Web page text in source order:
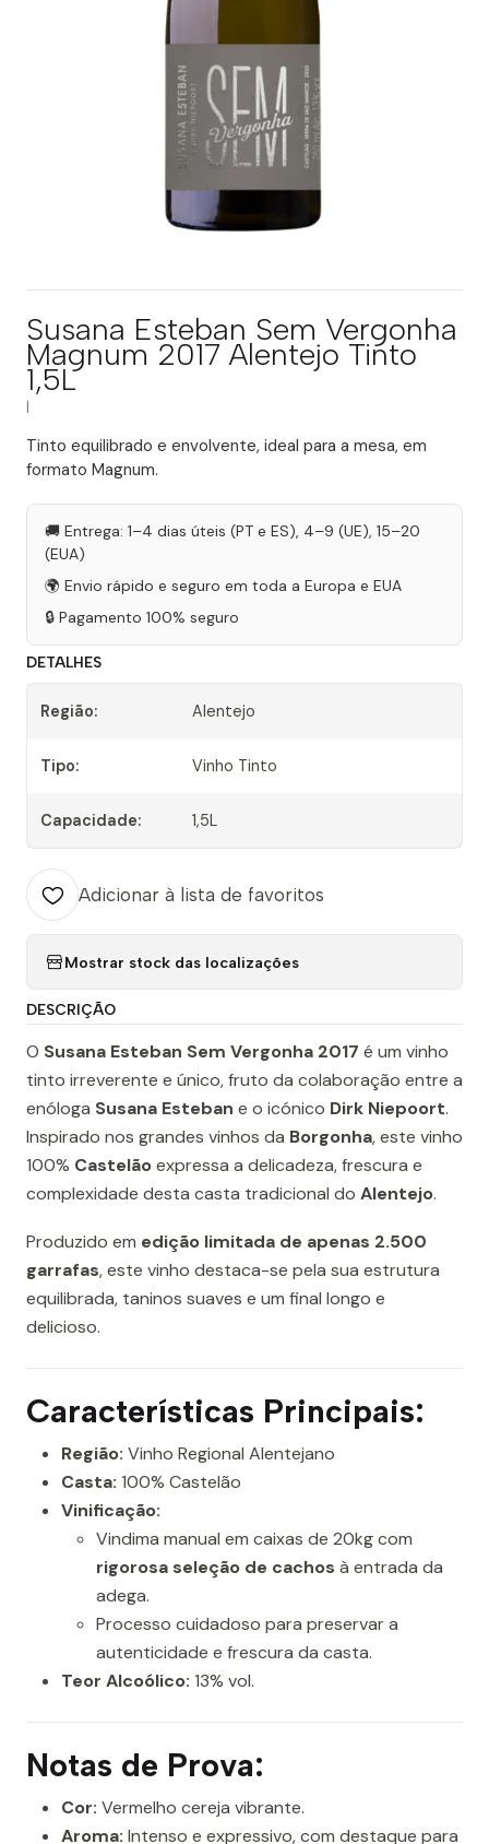
Susana Esteban Sem Vergonha
Magnum 2017 Alentejo Tinto
1,5L
Tinto equilibrado e envolvente, ideal para a mesa, em
formato Magnum.
🚚 Entrega: 1–4 dias úteis (PT e ES), 4–9 (UE), 15–20
(EUA)
🌍 Envio rápido e seguro em toda a Europa e EUA
🔒 Pagamento 100% seguro
DETALHES
Região: Alentejo
Tipo: Vinho Tinto
Capacidade: 1,5L
Adicionar à lista de favoritos
Mostrar stock das localizações
DESCRIÇÃO
O Susana Esteban Sem Vergonha 2017 é um vinho
tinto irreverente e único, fruto da colaboração entre a
enóloga Susana Esteban e o icónico Dirk Niepoort.
Inspirado nos grandes vinhos da Borgonha, este vinho
100% Castelãoexpressa a delicadeza, frescura e
complexidade desta casta tradicional do Alentejo.
Produzido em edição limitada de apenas 2.500
garrafas, este vinho destaca-se pela sua estrutura
equilibrada, taninos suaves e um final longo e
delicioso.
Características Principais:
Região: Vinho Regional Alentejano
Casta: 100% Castelão
Vinificação:
Vindima manual em caixas de 20kg com
rigorosa seleção de cachos à entrada da
adega.
Processo cuidadoso para preservar a
autenticidade e frescura da casta.
Teor Alcoólico: 13% vol.
Notas de Prova:
Cor: Vermelho cereja vibrante.
Aroma: Intenso e expressivo, com destaque para